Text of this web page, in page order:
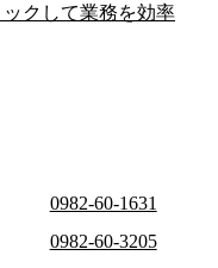
クして業務を効率
0982-60-1631
0982-60-3205